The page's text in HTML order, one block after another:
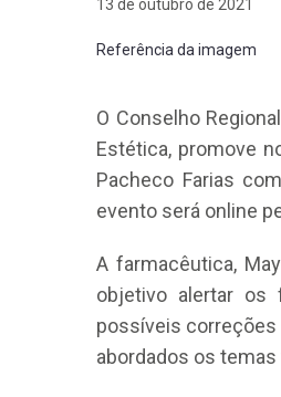
13 de outubro de 2021
Referência da imagem
O Conselho
Estética, promove
Pacheco Farias
evento será online
A farmacêutica,
objetivo alertar os
possíveis
abordados os